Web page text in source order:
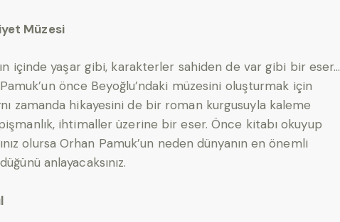
Müzesi
içinde yaşar gibi, karakterler sahiden de var gibi bir eser…
önce Beyoğlu’ndaki müzesini oluşturmak için
zamanda hikayesini de bir roman kurgusuyla kaleme
ihtimaller üzerine bir eser. Önce kitabı okuyup
olursa Orhan Pamuk’un neden dünyanın en önemli
anlayacaksınız.